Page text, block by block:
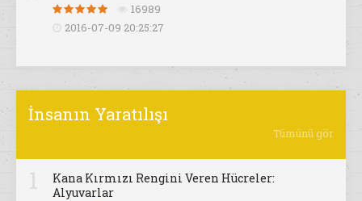
16989
2016-07-09 20:25:27
İnsanın Yaratılışı
Tümünü gör
Kana Kırmızı Rengini Veren Hücreler:
Alyuvarlar